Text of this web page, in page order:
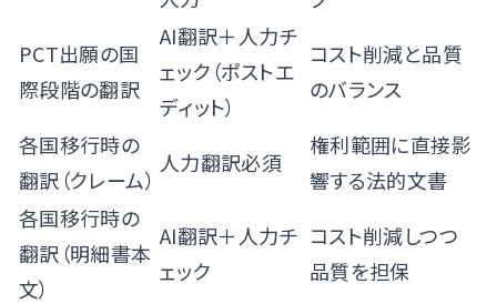
PCT出願の国
際段階の翻訳
AI翻訳＋人力チ
ェック（ポストエ
ディット）
コスト削減と品質
のバランス
各国移行時の
翻訳（クレーム）
人力翻訳必須
権利範囲に直接影
響する法的文書
各国移行時の
翻訳（明細書本
文）
AI翻訳＋人力チ
ェック
コスト削減しつつ
品質を担保